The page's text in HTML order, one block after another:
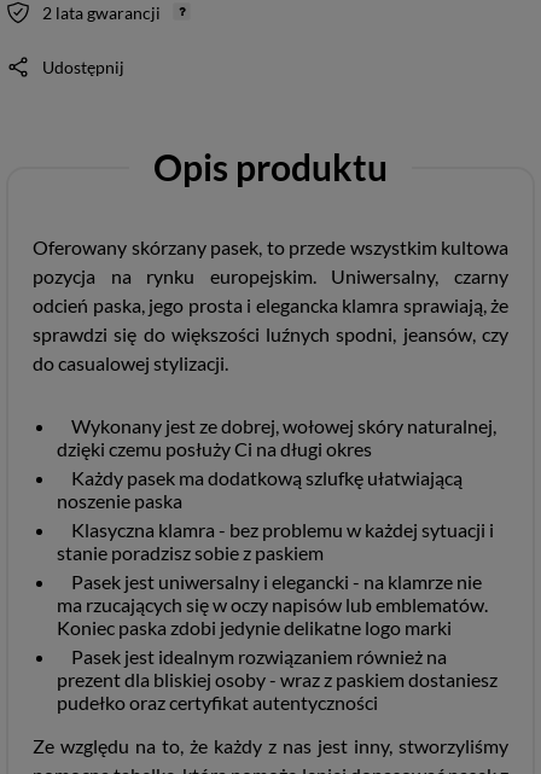
2 lata gwarancji
Udostępnij
Opis produktu
Oferowany skórzany pasek, to przede wszystkim kultowa
pozycja na rynku europejskim. Uniwersalny, czarny
odcień paska, jego prosta i elegancka klamra sprawiają, że
sprawdzi się do większości luźnych spodni, jeansów, czy
do casualowej stylizacji.
Wykonany jest ze dobrej, wołowej skóry naturalnej,
dzięki czemu posłuży Ci na długi okres
Każdy pasek ma dodatkową szlufkę ułatwiającą
noszenie paska
Klasyczna klamra - bez problemu w każdej sytuacji i
stanie poradzisz sobie z paskiem
Pasek jest uniwersalny i elegancki - na klamrze nie
ma rzucających się w oczy napisów lub emblematów.
Koniec paska zdobi jedynie delikatne logo marki
Pasek jest idealnym rozwiązaniem również na
prezent dla bliskiej osoby - wraz z paskiem dostaniesz
pudełko oraz certyfikat autentyczności
Ze względu na to, że każdy z nas jest inny, stworzyliśmy